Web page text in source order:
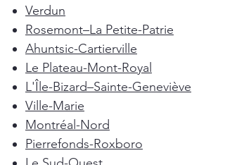
Verdun
Rosemont–La Petite-Patrie
Ahuntsic-Cartierville
Le Plateau-Mont-Royal
L'Île-Bizard–Sainte-Geneviève
Ville-Marie
Montréal-Nord
Pierrefonds-Roxboro